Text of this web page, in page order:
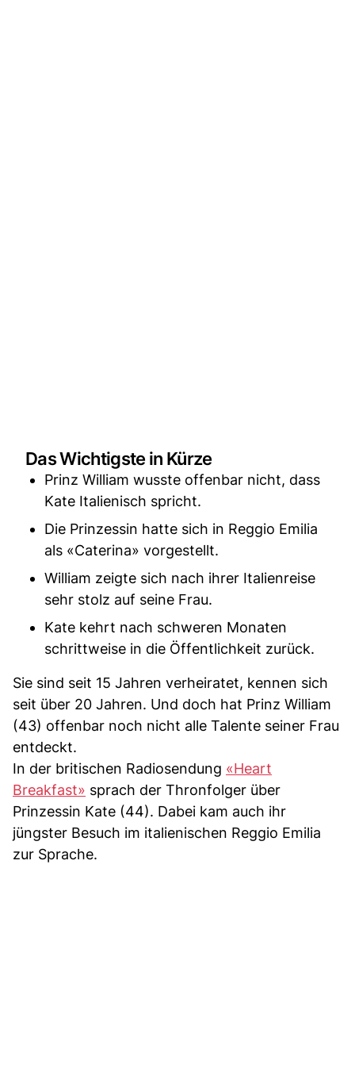
Das Wichtigste in Kürze
Prinz William wusste offenbar nicht, dass
Kate Italienisch spricht.
Die Prinzessin hatte sich in Reggio Emilia
als «Caterina» vorgestellt.
William zeigte sich nach ihrer Italienreise
sehr stolz auf seine Frau.
Kate kehrt nach schweren Monaten
schrittweise in die Öffentlichkeit zurück.
Sie sind seit 15 Jahren verheiratet, kennen sich
seit über 20 Jahren. Und doch hat Prinz William
(43) offenbar noch nicht alle Talente seiner Frau
entdeckt.
In der britischen Radiosendung «Heart
Breakfast» sprach der Thronfolger über
Prinzessin Kate (44). Dabei kam auch ihr
jüngster Besuch im italienischen Reggio Emilia
zur Sprache.